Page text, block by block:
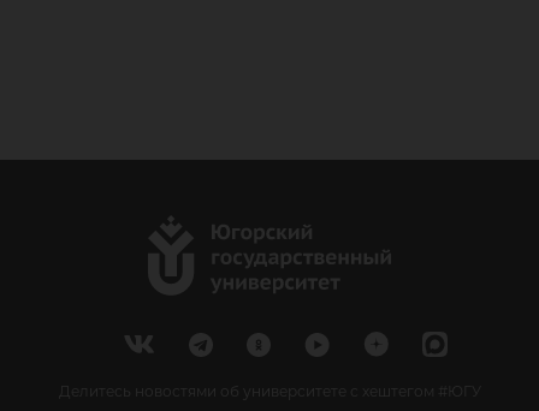
Делитесь новостями об университете с хештегом #ЮГУ